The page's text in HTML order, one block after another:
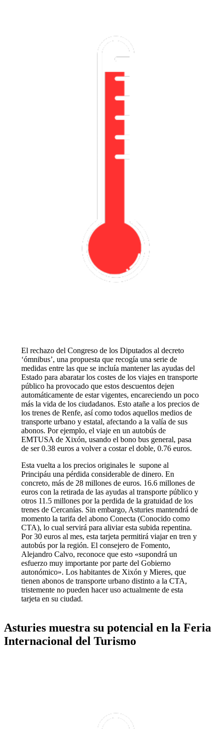
El rechazo del Congreso de los Diputados al decreto
‘ómnibus’, una propuesta que recogía una serie de
medidas entre las que se incluía mantener las ayudas del
Estado para abaratar los costes de los viajes en transporte
público ha provocado que estos descuentos dejen
automáticamente de estar vigentes, encareciendo un poco
más la vida de los ciudadanos. Esto atañe a los precios de
los trenes de Renfe, así como todos aquellos medios de
transporte urbano y estatal, afectando a la valía de sus
abonos. Por ejemplo, el viaje en un autobús de
EMTUSA de Xixón, usando el bono bus general, pasa
de ser 0.38 euros a volver a costar el doble, 0.76 euros.
Esta vuelta a los precios originales le supone al
Principáu una pérdida considerable de dinero. En
concreto, más de 28 millones de euros. 16.6 millones de
euros con la retirada de las ayudas al transporte público y
otros 11.5 millones por la perdida de la gratuidad de los
trenes de Cercanías. Sin embargo, Asturies mantendrá de
momento la tarifa del abono Conecta (Conocido como
CTA), lo cual servirá para aliviar esta subida repentina.
Por 30 euros al mes, esta tarjeta permitirá viajar en tren y
autobús por la región. El consejero de Fomento,
Alejandro Calvo, reconoce que esto «supondrá un
esfuerzo muy importante por parte del Gobierno
autonómico». Los habitantes de Xixón y Mieres, que
tienen abonos de transporte urbano distinto a la CTA,
tristemente no pueden hacer uso actualmente de esta
tarjeta en su ciudad.
Asturies muestra su potencial en la Feria
Internacional del Turismo